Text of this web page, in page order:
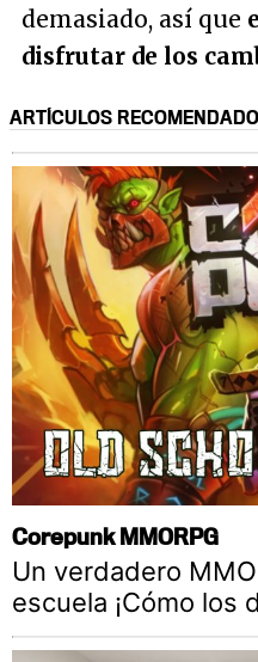
demasiado, así que
disfrutar de los
ARTÍCULOS
Corepunk MMORPG
Un verdadero
escuela ¡Cómo los